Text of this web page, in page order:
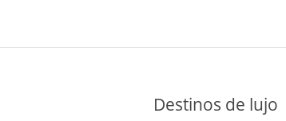
Destinos de lujo